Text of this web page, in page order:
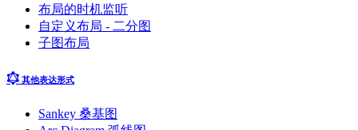
布局的时机监听
自定义布局 - 二分图
子图布局
其他表达形式
Sankey 桑基图